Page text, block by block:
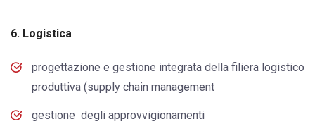
6. Logistica
progettazione e gestione integrata della filiera logistico
produttiva (supply chain management
gestione degli approvvigionamenti